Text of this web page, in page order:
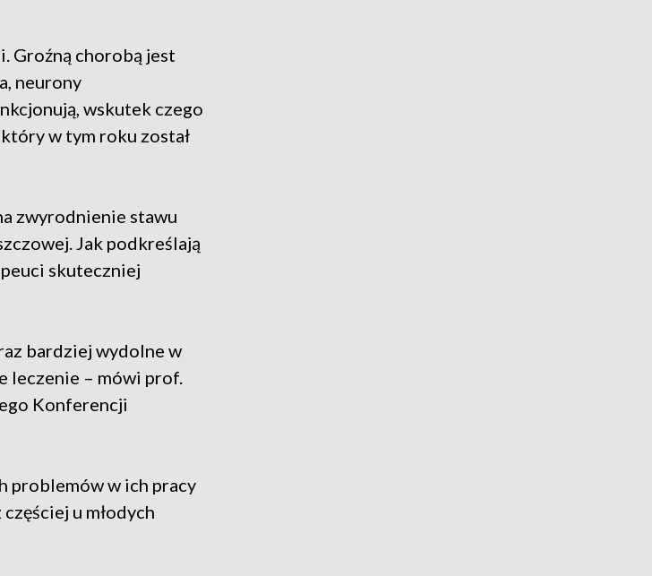
Groźną chorobą jest
neurony
wskutek czego
w tym roku został
zwyrodnienie stawu
Jak podkreślają
skuteczniej
bardziej wydolne w
leczenie – mówi prof.
Konferencji
problemów w ich pracy
u młodych